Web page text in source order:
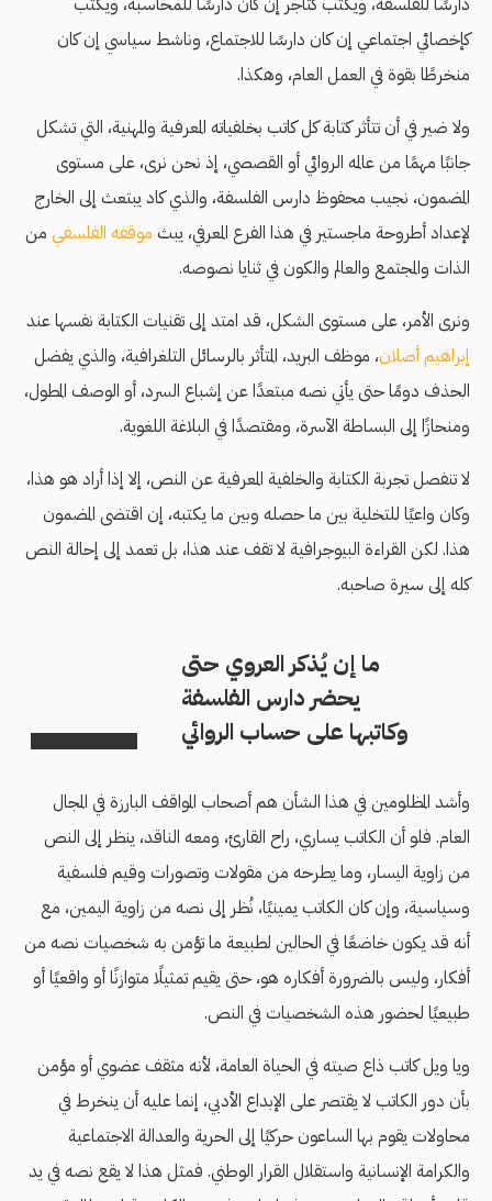
كإخصائي اجتماعي إن كان دارسًا للاجتماع، وناشط سياسي إن كان
منخرطًا بقوة في العمل العام، وهكذا.
ولا ضير في أن تتأثر كتابة كل كاتب بخلفياته المعرفية والمهنية، التي تشكل
جانبًا مهمًا من عالمه الروائي أو القصصي، إذ نحن نرى، على مستوى
المضمون، نجيب محفوظ دارس الفلسفة، والذي كاد يبتعث إلى الخارج
لإعداد أطروحة ماجستير في هذا الفرع المعرفي، يبث موقفه الفلسفي من
الذات والمجتمع والعالم والكون في ثنايا نصوصه.
ونرى الأمر، على مستوى الشكل، قد امتد إلى تقنيات الكتابة نفسها عند
إبراهيم أصلان، موظف البريد، المتأثر بالرسائل التلغرافية، والذي يفضل
الحذف دومًا حتى يأتي نصه مبتعدًا عن إشباع السرد، أو الوصف المطول،
ومنحازًا إلى البساطة الآسرة، ومقتصدًا في البلاغة اللغوية.
لا تنفصل تجربة الكتابة والخلفية المعرفية عن النص، إلا إذا أراد هو هذا،
وكان واعيًا للتخلية بين ما حصله وبين ما يكتبه، إن اقتضى المضمون
هذا. لكن القراءة البيوجرافية لا تقف عند هذا، بل تعمد إلى إحالة النص
كله إلى سيرة صاحبه.
ما إن يُذكر العروي حتى
يحضر دارس الفلسفة
وكاتبها على حساب الروائي
وأشد المظلومين في هذا الشأن هم أصحاب المواقف البارزة في المجال
العام. فلو أن الكاتب يساري، راح القارئ، ومعه الناقد، ينظر إلى النص
من زاوية اليسار، وما يطرحه من مقولات وتصورات وقيم فلسفية
وسياسية، وإن كان الكاتب يمينيًا، نُظر إلى نصه من زاوية اليمين، مع
أنه قد يكون خاضعًا في الحالين لطبيعة ما تؤمن به شخصيات نصه من
أفكار، وليس بالضرورة أفكاره هو، حتى يقيم تمثيلًا متوازنًا أو واقعيًا أو
طبيعيًا لحضور هذه الشخصيات في النص.
ويا ويل كاتب ذاع صيته في الحياة العامة، لأنه مثقف عضوي أو مؤمن
بأن دور الكاتب لا يقتصر على الإبداع الأدبي، إنما عليه أن ينخرط في
محاولات يقوم بها الساعون حركيًا إلى الحرية والعدالة الاجتماعية
والكرامة الإنسانية واستقلال القرار الوطني. فمثل هذا لا يقع نصه في يد